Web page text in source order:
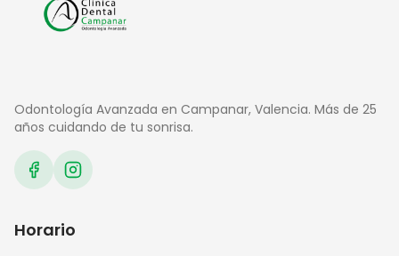
Odontología Avanzada en Campanar, Valencia. Más de 25
años cuidando de tu sonrisa.
Horario